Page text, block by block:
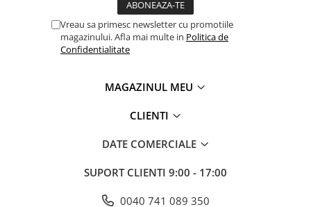
Vreau sa primesc newsletter cu promotiile
magazinului. Afla mai multe in Politica de
Confidentialitate
MAGAZINUL MEU
CLIENTI
DATE COMERCIALE
SUPORT CLIENTI 9:00 - 17:00
0040 741 089 350